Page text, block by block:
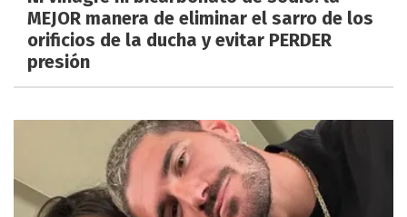
MEJOR manera de eliminar el sarro de los
orificios de la ducha y evitar PERDER
presión